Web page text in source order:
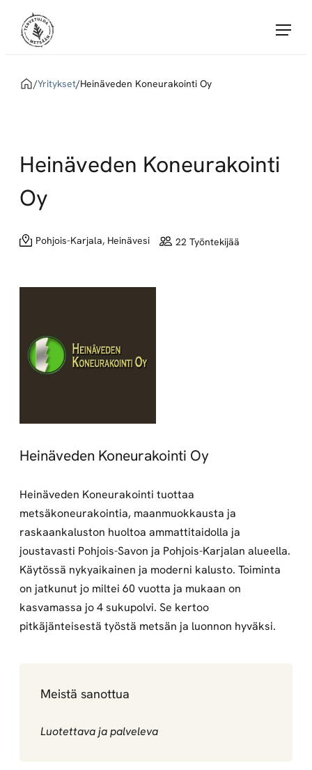
Siirry
suoraan
Tervetuloa Metsään!
Metsään
yhdistää
Groupin
sopimusyritykset
ja
töitä
Home
/Yritykset/Heinäveden Koneurakointi Oy
Heinäveden Koneurakointi
Oy
Pohjois-Karjala, Heinävesi 22 Työntekijää
Heinäveden Koneurakointi Oy
Heinäveden Koneurakointi tuottaa
metsäkoneurakointia, maanmuokkausta ja
raskaankaluston huoltoa ammattitaidolla ja
joustavasti Pohjois-Savon ja Pohjois-Karjalan alueella.
Käytössä nykyaikainen ja moderni kalusto. Toiminta
on jatkunut jo miltei 60 vuotta ja mukaan on
kasvamassa jo 4 sukupolvi. Se kertoo
pitkäjänteisestä työstä metsän ja luonnon hyväksi.
Meistä sanottua
Luotettava ja palveleva